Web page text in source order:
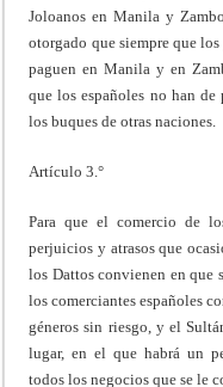
Joloanos en Manila y
otorgado que siempre que
paguen en Manila y en
que los españoles no han
los buques de otras naciones.
Artículo 3.°
Para que el comercio de
perjuicios y atrasos que
los Dattos convienen en que
los comerciantes españoles
géneros sin riesgo, y el
lugar, en el que habrá un
todos los negocios que se le